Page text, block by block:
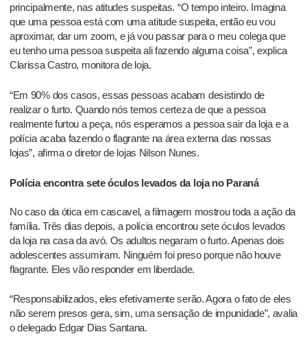
principalmente, nas atitudes suspeitas. “O tempo inteiro. Imagina
que uma pessoa está com uma atitude suspeita, então eu vou
aproximar, dar um zoom, e já vou passar para o meu colega que
eu tenho uma pessoa suspeita ali fazendo alguma coisa”, explica
Clarissa Castro, monitora de loja.
“Em 90% dos casos, essas pessoas acabam desistindo de
realizar o furto. Quando nós temos certeza de que a pessoa
realmente furtou a peça, nós esperamos a pessoa sair da loja e a
polícia acaba fazendo o flagrante na área externa das nossas
lojas”, afirma o diretor de lojas Nilson Nunes.
Polícia encontra sete óculos levados da loja no Paraná
No caso da ótica em cascavel, a filmagem mostrou toda a ação da
família. Três dias depois, a polícia encontrou sete óculos levados
da loja na casa da avó. Os adultos negaram o furto. Apenas dois
adolescentes assumiram. Ninguém foi preso porque não houve
flagrante. Eles vão responder em liberdade.
“Responsabilizados, eles efetivamente serão. Agora o fato de eles
não serem presos gera, sim, uma sensação de impunidade”, avalia
o delegado Edgar Dias Santana.